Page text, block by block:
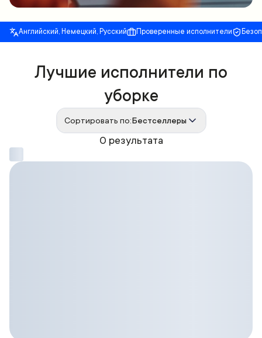
Английский, Немецкий, Русский Проверенные исполнители
0 результата
Лучшие исполнители по
уборке
Сортировать по:Бестселлеры